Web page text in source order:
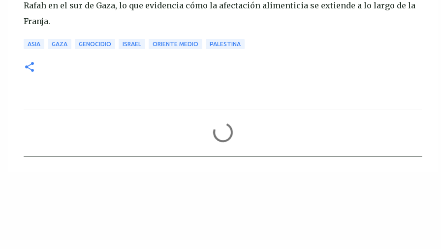
Rafah en el sur de Gaza, lo que evidencia cómo la afectación alimenticia se extiende a lo largo de la
Franja.
ASIA GAZA GENOCIDIO ISRAEL ORIENTE MEDIO PALESTINA